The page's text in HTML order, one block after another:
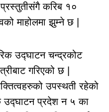
करिब १०
माहोलमा झुम्ने छ |
उद्घाटन चन्द्रकोट
गरिएको छ |
उपस्थती रहेको
उद्घाटन प्रदेश न ५ का